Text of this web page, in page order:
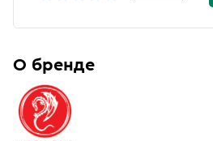
О бренде